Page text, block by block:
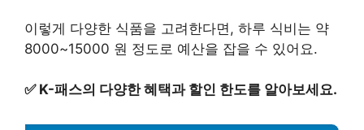
이렇게 다양한 식품을 고려한다면, 하루 식비는 약
8000~15000 원 정도로 예산을 잡을 수 있어요.
✅ K-패스의 다양한 혜택과 할인 한도를 알아보세요.